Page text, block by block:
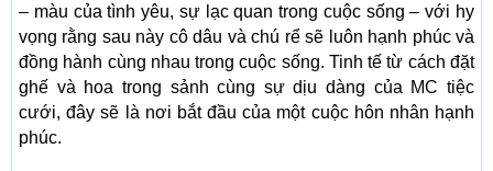
– màu của tình yêu, sự lạc quan trong cuộc sống – với hy
vọng rằng sau này cô dâu và chú rể sẽ luôn hạnh phúc và
đồng hành cùng nhau trong cuộc sống. Tinh tế từ cách đặt
ghế và hoa trong sảnh cùng sự dịu dàng của MC tiệc
cưới, đây sẽ là nơi bắt đầu của một cuộc hôn nhân hạnh
phúc.